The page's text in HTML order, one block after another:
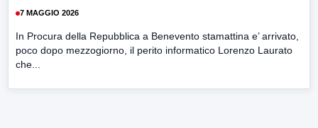
7 MAGGIO 2026
In Procura della Repubblica a Benevento stamattina e’ arrivato,
poco dopo mezzogiorno, il perito informatico Lorenzo Laurato
che...